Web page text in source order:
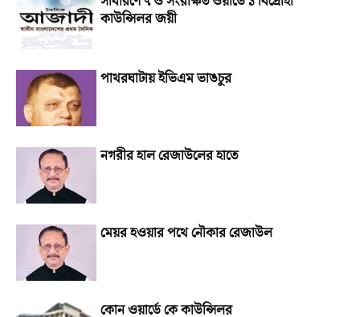
কাউন্সিলর জয়ী
পাথরঘাটায় ইভিএম ভাঙচুর
নগরীর হাল রেজাউলের হাতে
মেয়র হওয়ার পথে নৌকার রেজাউল
কোন ওয়ার্ডে কে কাউন্সিলর